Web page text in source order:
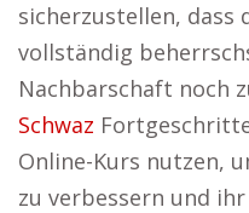
sicherzustellen, dass
vollständig
Nachbarschaft noch
Schwaz
Online-Kurs nutzen,
zu verbessern und